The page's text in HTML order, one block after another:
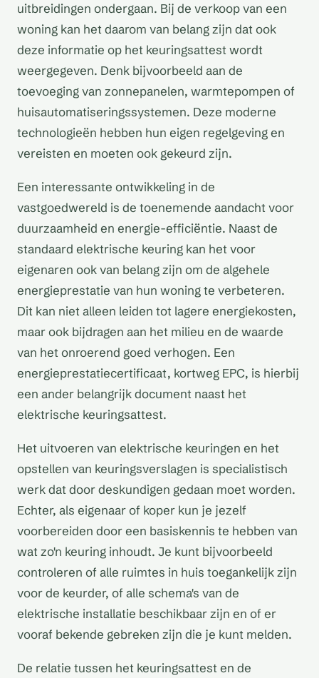
uitbreidingen ondergaan. Bij de verkoop van een
woning kan het daarom van belang zijn dat ook
deze informatie op het keuringsattest wordt
weergegeven. Denk bijvoorbeeld aan de
toevoeging van zonnepanelen, warmtepompen of
huisautomatiseringssystemen. Deze moderne
technologieën hebben hun eigen regelgeving en
vereisten en moeten ook gekeurd zijn.
Een interessante ontwikkeling in de
vastgoedwereld is de toenemende aandacht voor
duurzaamheid en energie-efficiëntie. Naast de
standaard elektrische keuring kan het voor
eigenaren ook van belang zijn om de algehele
energieprestatie van hun woning te verbeteren.
Dit kan niet alleen leiden tot lagere energiekosten,
maar ook bijdragen aan het milieu en de waarde
van het onroerend goed verhogen. Een
energieprestatiecertificaat, kortweg EPC, is hierbij
een ander belangrijk document naast het
elektrische keuringsattest.
Het uitvoeren van elektrische keuringen en het
opstellen van keuringsverslagen is specialistisch
werk dat door deskundigen gedaan moet worden.
Echter, als eigenaar of koper kun je jezelf
voorbereiden door een basiskennis te hebben van
wat zo'n keuring inhoudt. Je kunt bijvoorbeeld
controleren of alle ruimtes in huis toegankelijk zijn
voor de keurder, of alle schema's van de
elektrische installatie beschikbaar zijn en of er
vooraf bekende gebreken zijn die je kunt melden.
De relatie tussen het keuringsattest en de